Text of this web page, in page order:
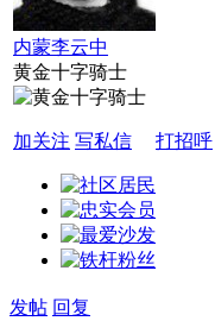
内蒙李云中
黄金十字骑士
加关注 写私信 打招呼
发帖 回复